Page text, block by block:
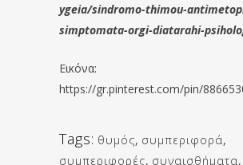
ygeia/sindromo-thimou-
simptomata-orgi-diatarahi-
Εικόνα:
https://gr.pinterest.com/pin/
Tags: θυμός, συμπεριφορά,
συμπεριφορές, συναισθήματα,